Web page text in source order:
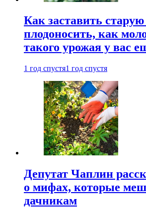
Как заставить
плодоносить, как
такого урожая у вас
1 год спустя1 год спустя
Депутат Чаплин
о мифах, которые
дачникам